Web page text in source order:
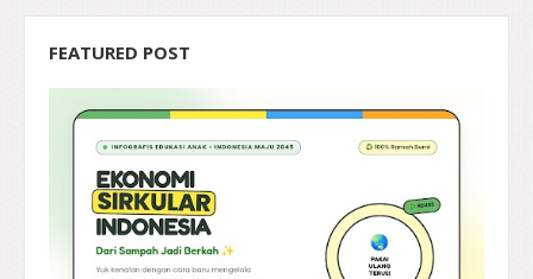
FEATURED POST